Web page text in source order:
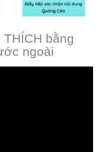
bằng
ngoài